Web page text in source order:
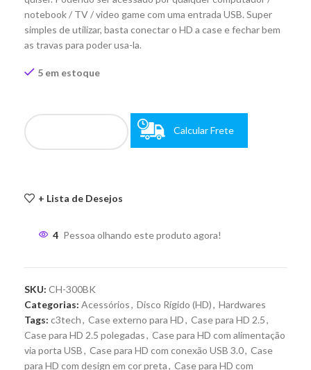
notebook / TV / video game com uma entrada USB. Super
simples de utilizar, basta conectar o HD a case e fechar bem
as travas para poder usa-la.
5 em estoque
Calcular Frete
+ Lista de Desejos
4 Pessoa olhando este produto agora!
SKU: CH-300BK
Categorias: Acessórios, Disco Rígido (HD), Hardwares
Tags: c3tech, Case externo para HD, Case para HD 2.5,
Case para HD 2.5 polegadas, Case para HD com alimentação
via porta USB, Case para HD com conexão USB 3.0, Case
para HD com design em cor preta, Case para HD com